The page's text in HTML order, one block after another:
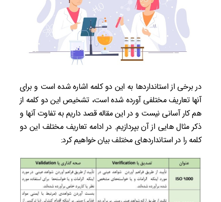
در برخی از استانداردها به این دو کلمه اشاره شده است و برای
آن­ها تعاریف مختلفی آورده شده است، تشخیص این دو کلمه از
هم کار آسانی نیست و در این مقاله قصد داریم به تفاوت آن­ها و
ذکر مثال­ هایی از آن بپردازیم. در ادامه تعاریف مختلف این دو
کلمه را در استانداردهای مختلف بیان خواهیم کرد: